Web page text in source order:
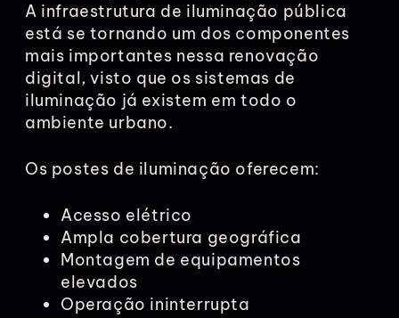
A infraestrutura de iluminação pública
está se tornando um dos componentes
mais importantes nessa renovação
digital, visto que os sistemas de
iluminação já existem em todo o
ambiente urbano.
Os postes de iluminação oferecem:
Acesso elétrico
Ampla cobertura geográfica
Montagem de equipamentos
elevados
Operação ininterrupta